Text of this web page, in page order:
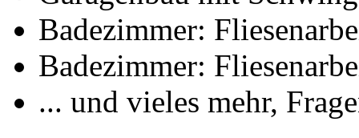
Badezimmer:
Badezimmer:
... und vieles mehr,